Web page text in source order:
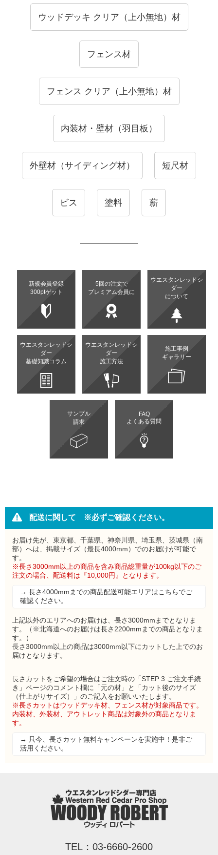
ウッドデッキ クリア（上小無地）材
フェンス材
フェンス クリア（上小無地）材
内装材・壁材（羽目板）
外壁材（サイディング材） 短尺材
ビス 塗料 薪
新規会員登録
300ptゲット
5回の注文で
プレミアム会員に
ウエスタンレッドシ
ダー
について
ウエスタンレッドシ
ダー
基礎知識コラム
ウエスタンレッドシ
ダー
施工方法
施工事例
ギャラリー
サンプル
請求
FAQ
よくある質問
配送に関して ※必ずご確認ください。
お届け先が、東京都、千葉県、神奈川県、埼玉県、茨城県（南
部）へは、掲載サイズ（最長4000mm）でのお届けが可能で
す。
※長さ3000mm以上の商品を含み商品総重量が100kg以下のご
注文の場合、配送料は『10,000円』となります。
→ 長さ4000mmまでの商品配送可能エリアはこちらでご
確認ください。
上記以外のエリアへのお届けは、長さ3000mmまでとなりま
す。（※北海道へのお届けは長さ2200mmまでの商品となりま
す。）
長さ3000mm以上の商品は3000mm以下にカットした上でのお
届けとなります。
長さカットをご希望の場合はご注文時の「STEP 3 ご注文手続
き」ページのコメント欄に「元の材」と「カット後のサイズ
（仕上がりサイズ）」のご記入をお願いいたします。
※長さカットはウッドデッキ材、フェンス材が対象商品です。
内装材、外装材、アウトレット商品は対象外の商品となりま
す。
→ 只今、長さカット無料キャンペーンを実施中！是非ご
活用ください。
TEL：03-6660-2600